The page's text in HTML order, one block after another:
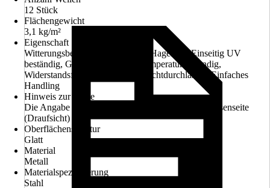
12 Stück
Flächengewicht
3,1 kg/m²
Eigenschaft
Witterungsbeständig, Schlagzäh, Hagelfest, Einseitig UV
beständig, Geringes Gewicht, Temperaturbeständig,
Widerstandsfähige Oberfläche, Lichtdurchlässig, Einfaches
Handling
Hinweis zur Farbe
Die Angabe der Farbe bezieht sich auf die Dachaussenseite
(Draufsicht)
Oberflächenstruktur
Glatt
Material
Metall
Materialspezifizierung
Stahl